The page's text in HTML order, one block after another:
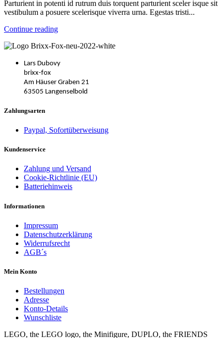
Parturient in potenti id rutrum duis torquent parturient sceler isque sit
vestibulum a posuere scelerisque viverra urna. Egestas tristi...
Continue reading
Lars Dubovy
brixx-fox
Am Häuser Graben 21
63505 Langenselbold
Zahlungsarten
Paypal, Sofortüberweisung
Kundenservice
Zahlung und Versand
Cookie-Richtlinie (EU)
Batteriehinweis
Informationen
Impressum
Datenschutzerklärung
Widerrufsrecht
AGB´s
Mein Konto
Bestellungen
Adresse
Konto-Details
Wunschliste
LEGO, the LEGO logo, the Minifigure, DUPLO, the FRIENDS